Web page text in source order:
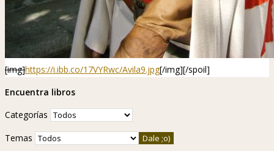
[img]https://i.ibb.co/17VYRwc/Avila9.jpg[/img][/spoil]
Encuentra libros
Categorías
Temas